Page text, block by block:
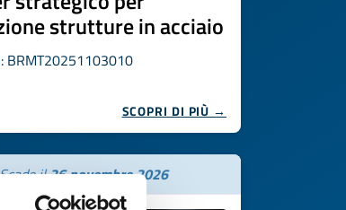
strutture in acciaio
BRMT20251103010
SCOPRI DI PIÙ →
Scade il26 novembre 2026